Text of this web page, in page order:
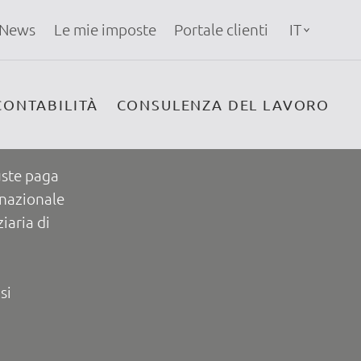
Le mie imposte Portale clienti IT
CONSULENZA DEL LAVORO
fiscale
paga
di